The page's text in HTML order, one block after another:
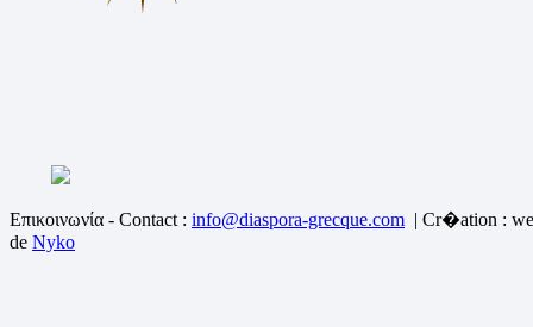
Επικοινωνία - Contact : info@diaspora-grecque.com | Cr�ation :
de Nyko